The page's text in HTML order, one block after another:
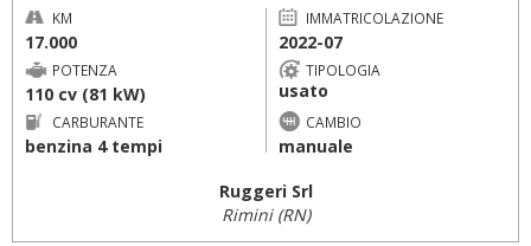
KM
17.000
IMMATRICOLAZIONE
2022-07
POTENZA
110 cv (81 kW)
TIPOLOGIA
usato
CARBURANTE
benzina 4 tempi
CAMBIO
manuale
Ruggeri Srl
Rimini (RN)